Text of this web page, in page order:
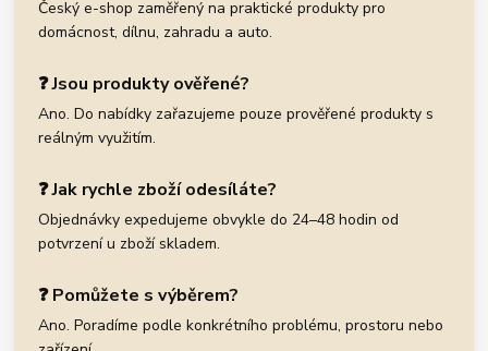
Český e-shop zaměřený na praktické produkty pro
domácnost, dílnu, zahradu a auto.
❓ Jsou produkty ověřené?
Ano. Do nabídky zařazujeme pouze prověřené produkty s
reálným využitím.
❓ Jak rychle zboží odesíláte?
Objednávky expedujeme obvykle do 24–48 hodin od
potvrzení u zboží skladem.
❓ Pomůžete s výběrem?
Ano. Poradíme podle konkrétního problému, prostoru nebo